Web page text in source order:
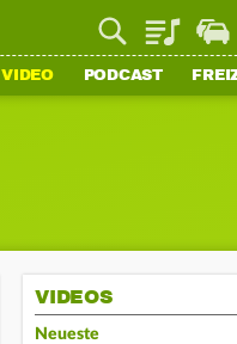
Playlist
VIDEO PODCAST
VIDEOS
Neueste